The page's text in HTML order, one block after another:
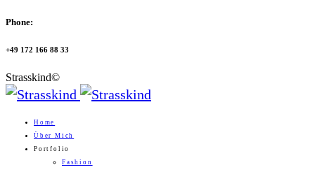
Phone:
+49 172 166 88 33
Strasskind©
Home
Über Mich
Portfolio
Fashion